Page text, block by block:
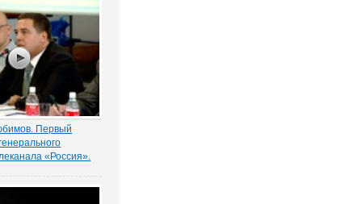
вот уже
одним из
Причем,
в нормах закона.
Первый
«Россия».
заместитель